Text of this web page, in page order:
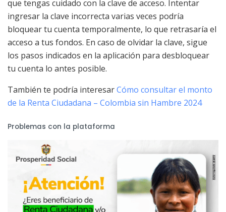
que tengas cuidado con la clave de acceso. Intentar
ingresar la clave incorrecta varias veces podría
bloquear tu cuenta temporalmente, lo que retrasaría el
acceso a tus fondos. En caso de olvidar la clave, sigue
los pasos indicados en la aplicación para desbloquear
tu cuenta lo antes posible.
También te podría interesarCómo consultar el monto
de la Renta Ciudadana – Colombia sin Hambre 2024
Problemas con la plataforma